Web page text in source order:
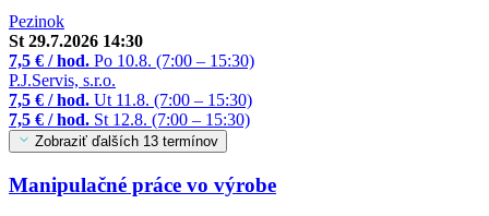
Pezinok
St 29.7.2026 14:30
7,5 € / hod. Po 10.8. (7:00 – 15:30)
P.J.Servis, s.r.o.
7,5 € / hod. Ut 11.8. (7:00 – 15:30)
7,5 € / hod. St 12.8. (7:00 – 15:30)
Zobraziť ďalších 13 termínov
Manipulačné práce vo výrobe